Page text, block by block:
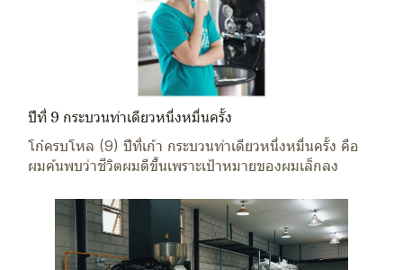
ปีที่ 9 กระบวนท่าเดียวหนึ่งหมื่นครั้ง
โก๋ครบโหล (9) ปีที่เก้า กระบวนท่าเดียวหนึ่งหมื่นครั้ง คือ
ผมค้นพบว่าชีวิตผมดีขึ้นเพราะเป้าหมายของผมเล็กลง